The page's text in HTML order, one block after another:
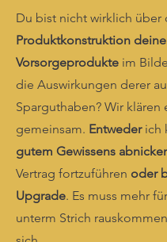
Du bist nicht wirklich über
Produktkonstruktion
Vorsorgeprodukte im
die Auswirkungen derer
Sparguthaben? Wir klären
gemeinsam. Entweder ich
gutem Gewissens
Vertrag fortzuführen oder
Upgrade. Es muss mehr
unterm Strich